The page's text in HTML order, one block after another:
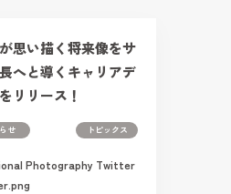
思い描く将来像をサ
へと導くキャリアデ
リリース！
せ トピックス